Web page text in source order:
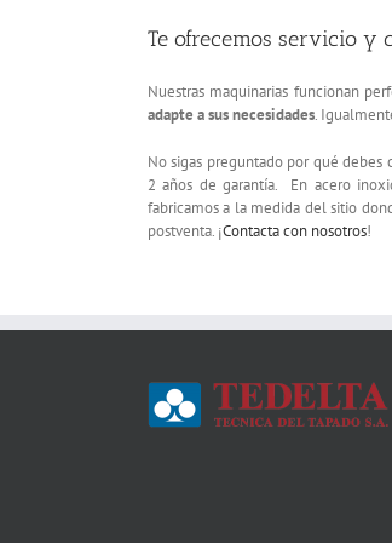
Te ofrecemos servicio y
Nuestras maquinarias funcionan
adapte a sus necesidades.
No sigas preguntado por qué
2 años de garantía. En acero
fabricamos a la medida del sitio
postventa. ¡Contacta con nosotros!